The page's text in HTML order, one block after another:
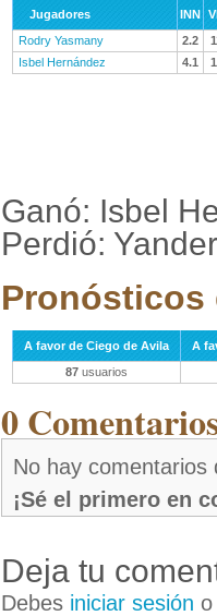
Jugadores INN
Rodry Yasmany
2.2
Isbel Hernández
4.1
Ganó: Isbel
Perdió:
Pronósticos
A favor de Ciego de Avila
A
87 usuarios
0
No hay comentarios
¡Sé el primero en
Deja tu
Debes iniciar sesión